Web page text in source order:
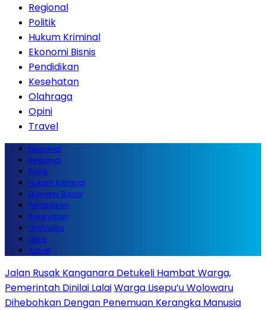
Regional
Politik
Hukum Kriminal
Ekonomi Bisnis
Pendidikan
Kesehatan
Olahraga
Opini
Travel
Nasional
Regional
Politik
Hukum Kriminal
Ekonomi Bisnis
Pendidikan
Kesehatan
Olahraga
Opini
Travel
Jalan Rusak Kanganara Detukeli Hambat Warga,
Pemerintah Dinilai LalaiWarga Lisepu’u Wolowaru
Dihebohkan Dengan Penemuan Kerangka Manusia